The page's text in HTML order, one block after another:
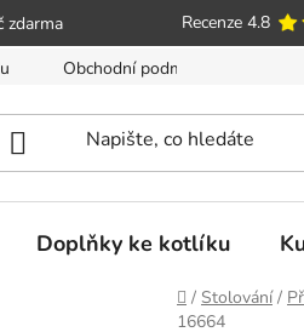
zdarma Recenze 4.8
Obchodní podmínky
Doplňky ke kotlíku
Domů
/ Stolování /
16664